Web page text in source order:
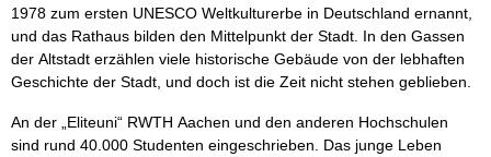
1978 zum ersten UNESCO Weltkulturerbe in Deutschland ernannt,
und das Rathaus bilden den Mittelpunkt der Stadt. In den Gassen
der Altstadt erzählen viele historische Gebäude von der lebhaften
Geschichte der Stadt, und doch ist die Zeit nicht stehen geblieben.
An der „Eliteuni“ RWTH Aachen und den anderen Hochschulen
sind rund 40.000 Studenten eingeschrieben. Das junge Leben